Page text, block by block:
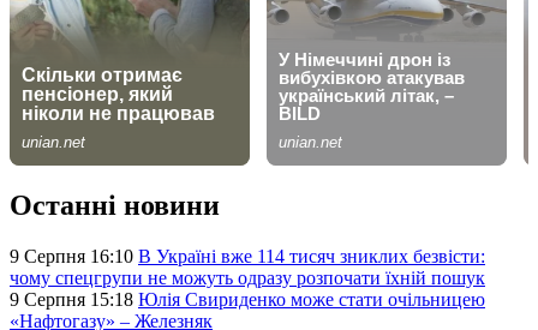
Останні новини
9 Серпня 16:10 В Україні вже 114 тисяч зниклих безвісти:
чому спецгрупи не можуть одразу розпочати їхній пошук
9 Серпня 15:18 Юлія Свириденко може стати очільницею
«Нафтогазу» – Железняк